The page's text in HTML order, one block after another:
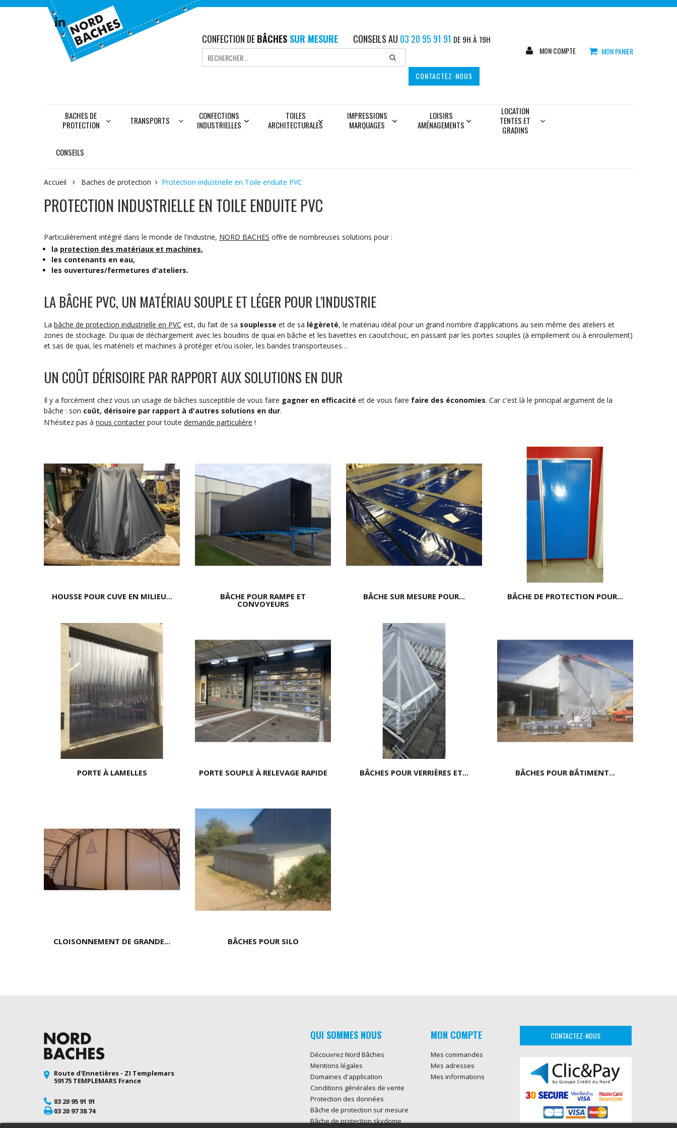
CONFECTION DEBÂCHES SUR MESURE CONSEILS AU 03 20 95 91 91 DE 9H À 19H
CONTACTEZ-NOUS
MON COMPTE MON PANIER
BACHES DE
PROTECTION
TRANSPORTS
CONFECTIONS
INDUSTRIELLES
TOILES
ARCHITECTURALES
IMPRESSIONS
MARQUAGES
LOISIRS
AMÉNAGEMENTS
LOCATION
TENTES ET
GRADINS
CONSEILS
Accueil Baches de protection Protection industrielle en Toile enduite PVC
PROTECTION INDUSTRIELLE EN TOILE ENDUITE PVC
Particulièrement intégré dans le monde de l'industrie, NORD BACHES offre de nombreuses solutions pour :
la protection des matériaux et machines,
les contenants en eau,
les ouvertures/fermetures d'ateliers.
LA BÂCHE PVC, UN MATÉRIAU SOUPLE ET LÉGER POUR L'INDUSTRIE
La bâche de protection industrielle en PVC est, du fait de sa souplesse et de sa légèreté, le matériau idéal pour un grand nombre d'applications au sein même des ateliers et
zones de stockage. Du quai de déchargement avec les boudins de quai en bâche et les bavettes en caoutchouc, en passant par les portes souples (à empilement ou à enroulement)
et sas de quai, les matériels et machines à protéger et/ou isoler, les bandes transporteuses…
UN COÛT DÉRISOIRE PAR RAPPORT AUX SOLUTIONS EN DUR
Il y a forcément chez vous un usage de bâches susceptible de vous faire gagner en efficacité et de vous faire faire des économies. Car c'est là le principal argument de la
bâche : son coût, dérisoire par rapport à d'autres solutions en dur.
N'hésitez pas à nous contacter pour toute demande particulière !
HOUSSE POUR CUVE EN MILIEU... BÂCHE POUR RAMPE ET
CONVOYEURS
BÂCHE SUR MESURE POUR... BÂCHE DE PROTECTION POUR...
PORTE À LAMELLES PORTE SOUPLE À RELEVAGE RAPIDE BÂCHES POUR VERRIÈRES ET... BÂCHES POUR BÂTIMENT...
CLOISONNEMENT DE GRANDE... BÂCHES POUR SILO
Route d'Ennetières - ZI Templemars
59175 TEMPLEMARS France
03 20 95 91 91
03 20 97 38 74
QUI SOMMES NOUS
Découvrez Nord Bâches
Mentions légales
Domaines d'application
Conditions générales de vente
Protection des données
Bâche de protection sur mesure
Bâche de protection skydome
MON COMPTE
Mes commandes
Mes adresses
Mes informations
CONTACTEZ-NOUS